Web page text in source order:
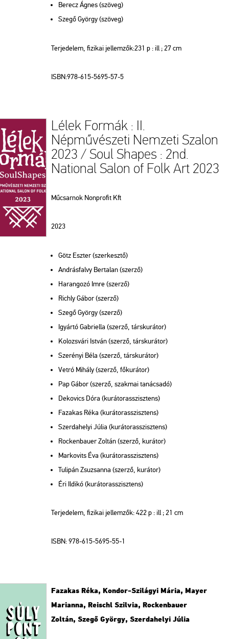
Berecz Ágnes (szöveg)
Szegő György (szöveg)
Terjedelem, fizikai jellemzők:231 p : ill ; 27 cm
ISBN:978-615-5695-57-5
Lélek Formák : II.
Népművészeti Nemzeti Szalon
2023 / Soul Shapes : 2nd.
National Salon of Folk Art 2023
Műcsarnok Nonprofit Kft
2023
Götz Eszter (szerkesztő)
Andrásfalvy Bertalan (szerző)
Harangozó Imre (szerző)
Richly Gábor (szerző)
Szegő György (szerző)
Igyártó Gabriella (szerző, társkurátor)
Kolozsvári István (szerző, társkurátor)
Szerényi Béla (szerző, társkurátor)
Vetró Mihály (szerző, főkurátor)
Pap Gábor (szerző, szakmai tanácsadó)
Dekovics Dóra (kurátorasszisztens)
Fazakas Réka (kurátorasszisztens)
Szerdahelyi Júlia (kurátorasszisztens)
Rockenbauer Zoltán (szerző, kurátor)
Markovits Éva (kurátorasszisztens)
Tulipán Zsuzsanna (szerző, kurátor)
Éri Ildikó (kurátorasszisztens)
Terjedelem, fizikai jellemzők: 422 p : ill ; 21 cm
ISBN: 978-615-5695-55-1
Fazakas Réka, Kondor-Szilágyi Mária, Mayer
Marianna, Reischl Szilvia, Rockenbauer
Zoltán, Szegő György, Szerdahelyi Júlia